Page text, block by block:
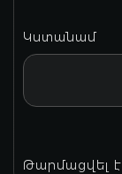
Կստանամ
Թարմացվել է